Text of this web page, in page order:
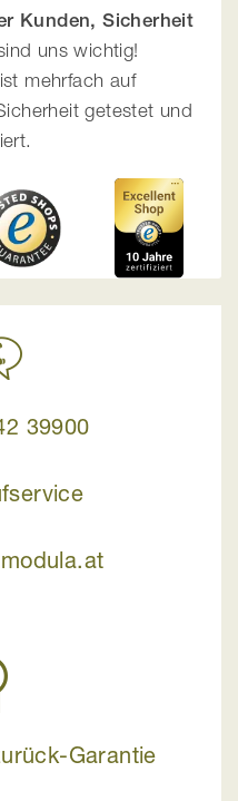
Kunden, Sicherheit
uns wichtig!
mehrfach auf
getestet und
39900
Garantie